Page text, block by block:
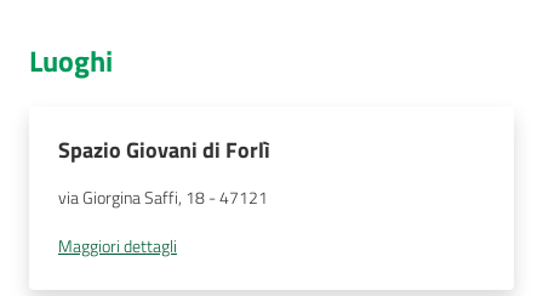
Luoghi
Spazio Giovani di Forlì
via Giorgina Saffi, 18 - 47121
Maggiori dettagli